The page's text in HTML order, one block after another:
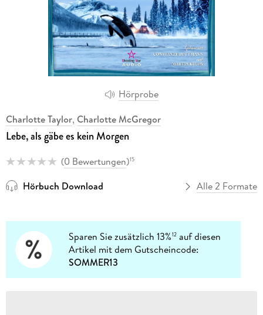
Hörprobe
Charlotte Taylor, Charlotte McGregor
Lebe, als gäbe es kein Morgen
(0 Bewertungen)15
Hörbuch Download Alle 2 Formate
Sparen Sie zusätzlich 13%12 auf diesen
Artikel mit dem Gutscheincode:
SOMMER13